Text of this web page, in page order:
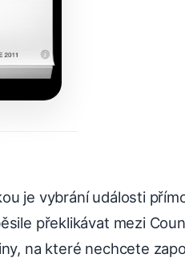
je vybrání události
překlikávat mezi
na které nechcete